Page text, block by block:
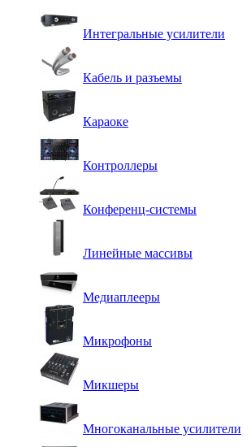
Интегральные усилители
Кабель и разъемы
Караоке
Контроллеры
Конференц-системы
Линейные массивы
Медиаплееры
Микрофоны
Микшеры
Многоканальные усилители